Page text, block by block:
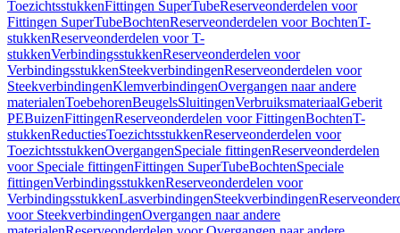
ToezichtsstukkenFittingen SuperTubeReserveonderdelen voor
Fittingen SuperTubeBochtenReserveonderdelen voor BochtenT-
stukkenReserveonderdelen voor T-
stukkenVerbindingsstukkenReserveonderdelen voor
VerbindingsstukkenSteekverbindingenReserveonderdelen voor
SteekverbindingenKlemverbindingenOvergangen naar andere
materialenToebehorenBeugelsSluitingenVerbruiksmateriaalGeberit
PEBuizenFittingenReserveonderdelen voor FittingenBochtenT-
stukkenReductiesToezichtsstukkenReserveonderdelen voor
ToezichtsstukkenOvergangenSpeciale fittingenReserveonderdelen
voor Speciale fittingenFittingen SuperTubeBochtenSpeciale
fittingenVerbindingsstukkenReserveonderdelen voor
VerbindingsstukkenLasverbindingenSteekverbindingen
voor SteekverbindingenOvergangen naar andere